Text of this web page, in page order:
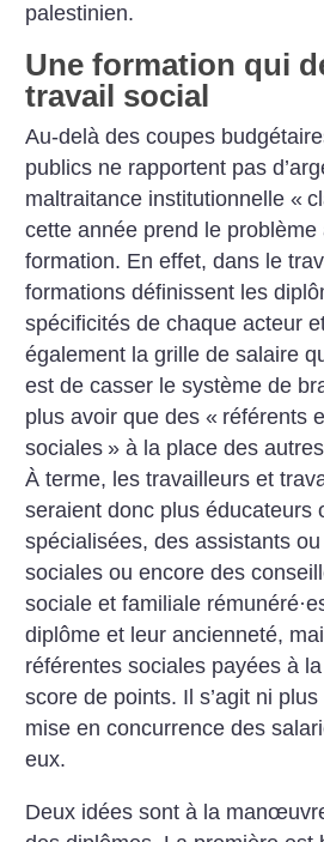
palestinien.
Une formation qui
travail social
Au-delà des coupes
publics ne rapportent pas
maltraitance institutionnelle «
cette année prend le
formation. En effet, dans le
formations définissent les
spécificités de chaque acteur
également la grille de salaire
est de casser le système de
plus avoir que des « référents
sociales » à la place des
À terme, les travailleurs et
seraient donc plus éducateurs
spécialisées, des assistants
sociales ou encore des
sociale et familiale rémunéré·
diplôme et leur ancienneté,
référentes sociales payées à
score de points. Il ­s’agit ni
mise en concurrence des
eux.
Deux idées sont à la